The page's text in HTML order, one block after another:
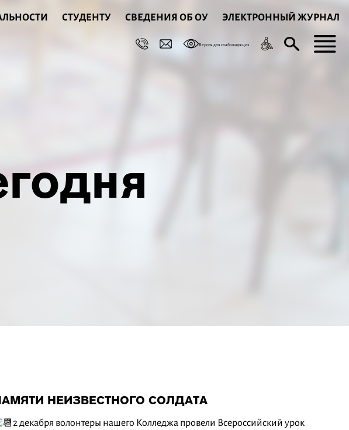
СТУДЕНТУ СВЕДЕНИЯ ОБ ОУ ЭЛЕКТРОННЫЙ ЖУРНАЛ
Версия для слабовидящих
НЕИЗВЕСТНОГО СОЛДАТА
2 декабря волонтеры нашего Колледжа провели Всероссийский урок